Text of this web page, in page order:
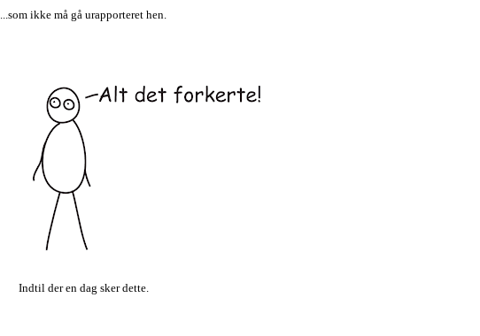
...som ikke må gå urapporteret hen.
Indtil der en dag sker dette.